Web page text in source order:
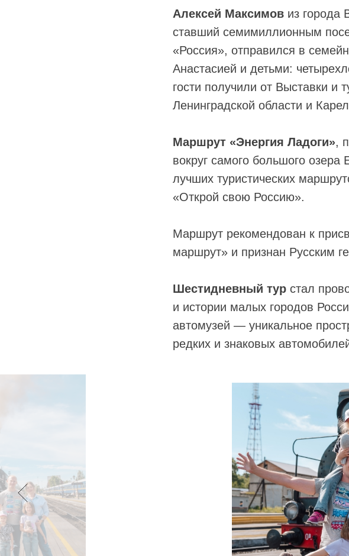
Алексей Максимов из города
ставший семимиллионным
«Россия», отправился в
Анастасией и детьми:
гости получили от Выставки и
Ленинградской области и
Маршрут «Энергия Ладоги»,
вокруг самого большого
лучших туристических
«Открой свою Россию».
Маршрут рекомендован к
маршрут» и признан Русским
Шестидневный тур стал
и истории малых городов
автомузей — уникальное
редких и знаковых